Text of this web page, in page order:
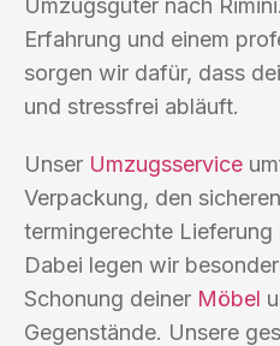
Umzugsgüter nach
Erfahrung und einem
sorgen wir dafür, dass
und stressfrei abläuft.
Unser Umzugsservice
Verpackung, den
termingerechte Lieferung
Dabei legen wir
Schonung deiner Möbel
Gegenstände. Unsere